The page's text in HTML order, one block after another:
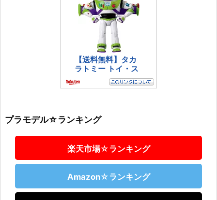
プラモデル☆ランキング
楽天市場☆ランキング
Amazon☆ランキング